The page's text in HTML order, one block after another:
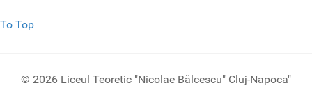
To Top
© 2026 Liceul Teoretic "Nicolae Bălcescu" Cluj-Napoca"